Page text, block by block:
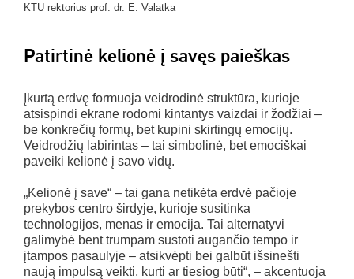
KTU rektorius prof. dr. E. Valatka
Patirtinė kelionė į savęs paieškas
Įkurtą erdvę formuoja veidrodinė struktūra, kurioje
atsispindi ekrane rodomi kintantys vaizdai ir žodžiai –
be konkrečių formų, bet kupini skirtingų emocijų.
Veidrodžių labirintas – tai simbolinė, bet emociškai
paveiki kelionė į savo vidų.
„Kelionė į save“ – tai gana netikėta erdvė pačioje
prekybos centro širdyje, kurioje susitinka
technologijos, menas ir emocija. Tai alternatyvi
galimybė bent trumpam sustoti augančio tempo ir
įtampos pasaulyje – atsikvėpti bei galbūt išsinešti
naują impulsą veikti, kurti ar tiesiog būti“, – akcentuoja